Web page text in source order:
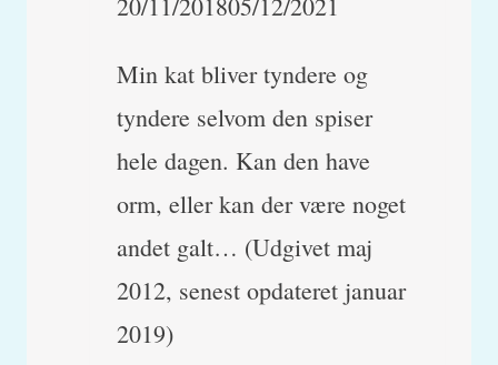
Min kat bliver tyndere og
tyndere selvom den spiser
hele dagen. Kan den have
orm, eller kan der være noget
andet galt… (Udgivet maj
2012, senest opdateret januar
2019)